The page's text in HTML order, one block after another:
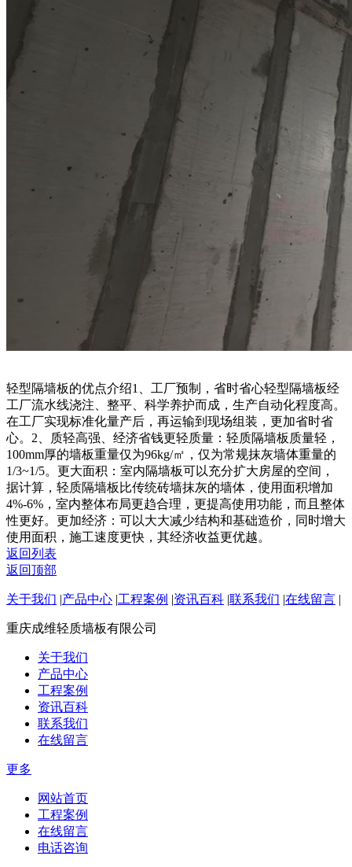
轻型隔墙板的优点介绍1、工厂预制，省时省心轻型隔墙板经
工厂流水线浇注、整平、科学养护而成，生产自动化程度高。
在工厂实现标准化量产后，再运输到现场组装，更加省时省
心。2、质轻高强、经济省钱更轻质量：轻质隔墙板质量轻，
100mm厚的墙板重量仅为96kg/㎡，仅为常规抹灰墙体重量的
1/3~1/5。更大面积：室内隔墙板可以充分扩大房屋的空间，
据计算，轻质隔墙板比传统砖墙抹灰的墙体，使用面积增加
4%-6%，室内整体布局更趋合理，更提高使用功能，而且整体
性更好。更加经济：可以大大减少结构和基础造价，同时增大
使用面积，施工速度更快，其经济收益更优越。
返回列表
返回顶部
关于我们 |产品中心 |工程案例 |资讯百科 |联系我们 |在线留言 |
重庆成维轻质墙板有限公司
关于我们
产品中心
工程案例
资讯百科
联系我们
在线留言
更多
网站首页
工程案例
在线留言
电话咨询